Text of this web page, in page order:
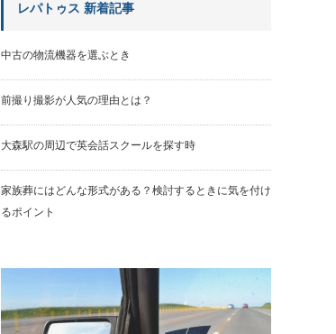
レパトゥス 新着記事
中古の物流機器を選ぶとき
前撮り撮影が人気の理由とは？
大森駅の周辺で英会話スクールを探す時
家族葬にはどんな形式がある？検討するときに気を付け
るポイント